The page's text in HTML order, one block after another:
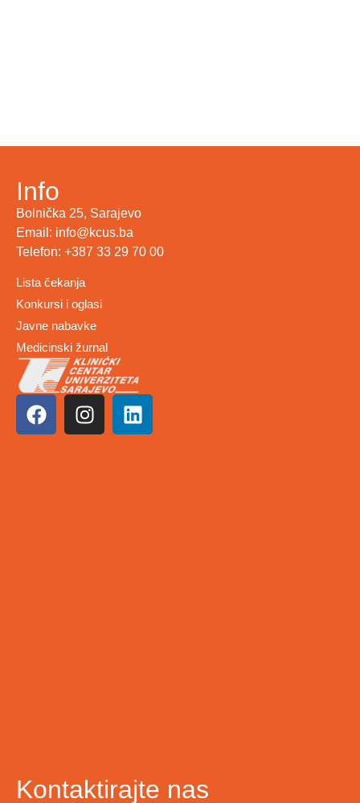
Info
Bolnička 25, Sarajevo
Email: info@kcus.ba
Telefon: +387 33 29 70 00
Lista čekanja
Konkursi i oglasi
Javne nabavke
Medicinski žurnal
Kontaktirajte nas